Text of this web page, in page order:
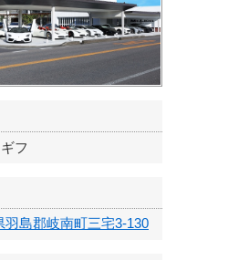
フ
羽島郡岐南町三宅3-130